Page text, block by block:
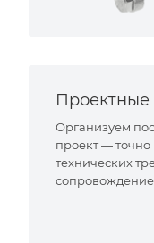
Организуем
проект — точно
технических